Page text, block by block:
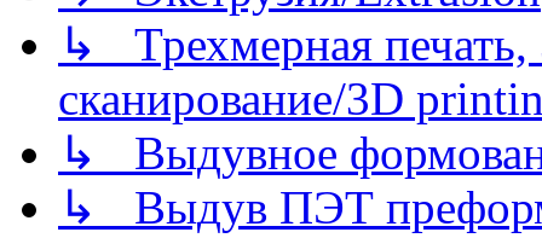
↳ Трехмерная
сканирование/3D
↳ Выдувное
↳ Выдув ПЭТ